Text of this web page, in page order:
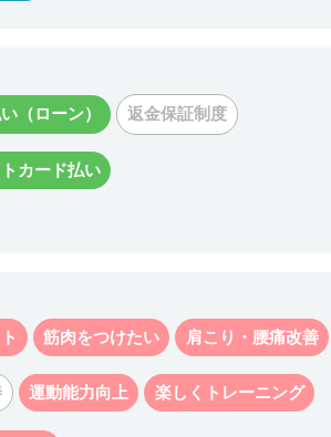
（ローン） 返金保証制度
カード払い
筋肉をつけたい 肩こり・腰痛改善
運動能力向上 楽しくトレーニング